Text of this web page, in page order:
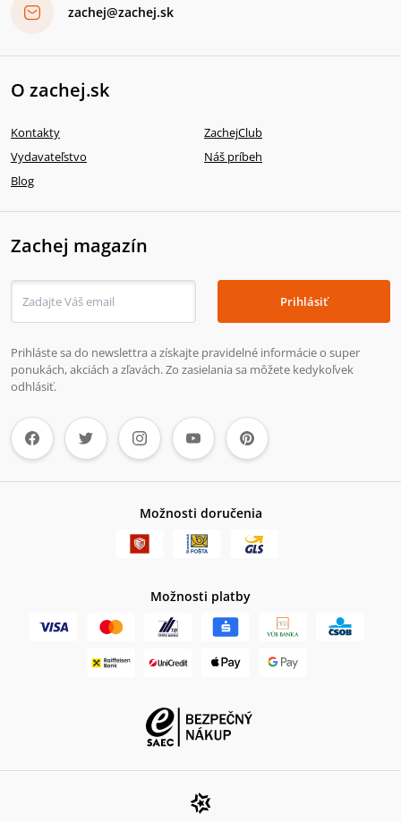
zachej@zachej.sk
O zachej.sk
Kontakty
ZachejClub
Vydavateľstvo
Náš príbeh
Blog
Zachej magazín
Prihlásiť
Prihláste sa do newslettra a získajte pravidelné informácie o super
ponukách, akciách a zľavách. Zo zasielania sa môžete kedykoľvek
odhlásiť.
Možnosti doručenia
Možnosti platby